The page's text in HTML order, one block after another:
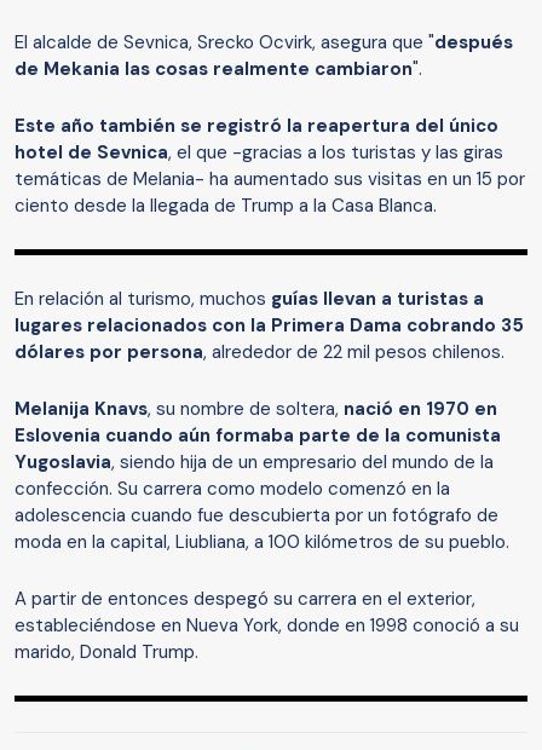
El alcalde de Sevnica, Srecko Ocvirk, asegura que "después
de Mekania las cosas realmente cambiaron".
Este año también se registró la reapertura del único
hotel de Sevnica, el que -gracias a los turistas y las giras
temáticas de Melania- ha aumentado sus visitas en un 15 por
ciento desde la llegada de Trump a la Casa Blanca.
En relación al turismo, muchos guías llevan a turistas a
lugares relacionados con la Primera Dama cobrando 35
dólares por persona, alrededor de 22 mil pesos chilenos.
Melanija Knavs, su nombre de soltera, nació en 1970 en
Eslovenia cuando aún formaba parte de la comunista
Yugoslavia, siendo hija de un empresario del mundo de la
confección. Su carrera como modelo comenzó en la
adolescencia cuando fue descubierta por un fotógrafo de
moda en la capital, Liubliana, a 100 kilómetros de su pueblo.
A partir de entonces despegó su carrera en el exterior,
estableciéndose en Nueva York, donde en 1998 conoció a su
marido, Donald Trump.